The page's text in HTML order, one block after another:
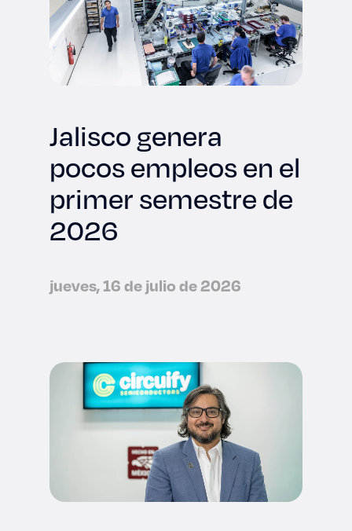
Jalisco genera
pocos empleos en el
primer semestre de
2026
jueves, 16 de julio de 2026